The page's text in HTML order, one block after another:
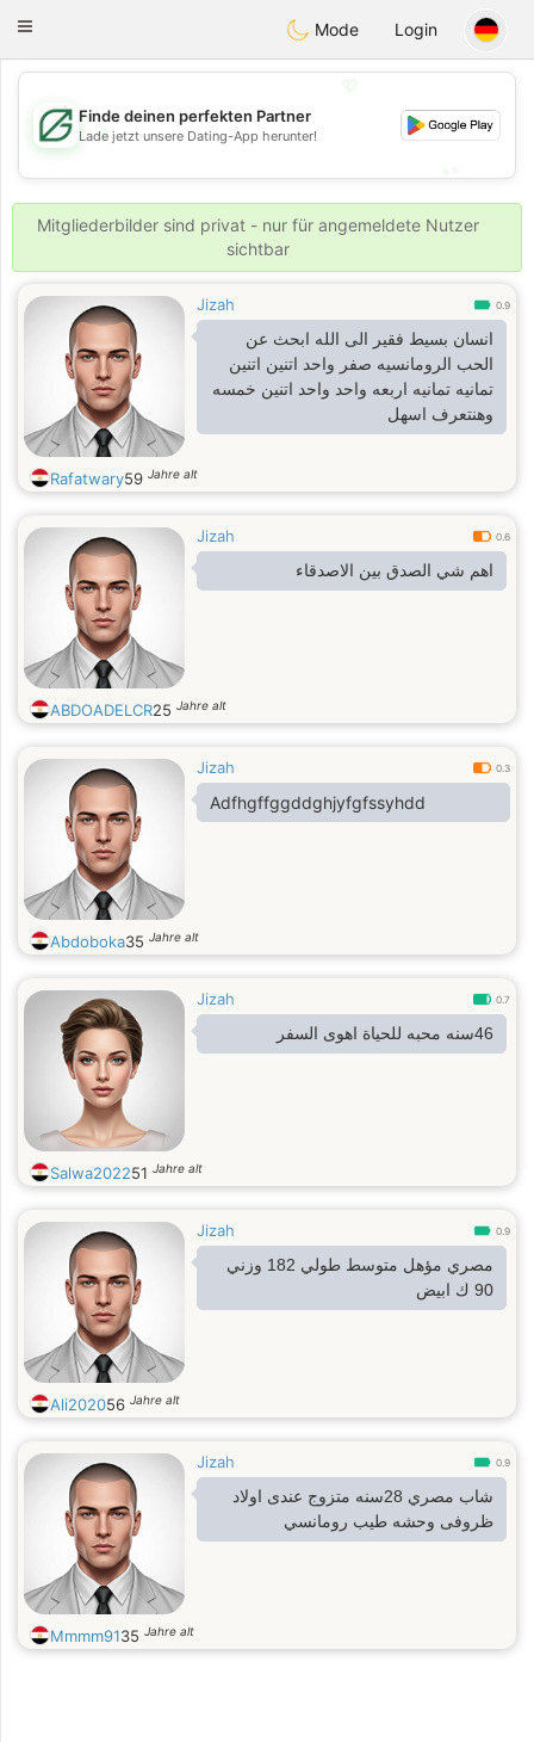
Dating
Toggle
Mode Login
💖
💕
Finde deinen perfekten Partner
Lade jetzt unsere Dating-App herunter!
Mitgliederbilder sind privat - nur für angemeldete Nutzer
sichtbar
Jizah 0.9
انسان بسيط فقير الى الله ابحث عن
الحب الرومانسيه صفر واحد اتنين اتنين
تمانيه تمانيه اربعه واحد واحد اتنين خمسه
وهنتعرف اسهل
Rafatwary59 Jahre alt
Jizah 0.6
اهم شي الصدق بين الاصدقاء
ABDOADELCR25 Jahre alt
Jizah 0.3
Adfhgffggddghjyfgfssyhdd
Abdoboka35 Jahre alt
Jizah 0.7
46سنه محبه للحياة اهوى السفر
Salwa202251 Jahre alt
Jizah 0.9
مصري مؤهل متوسط طولي 182 وزني
90 ك ابيض
Ali202056 Jahre alt
Jizah 0.9
شاب مصري 28سنه متزوج عندى اولاد
ظروفى وحشه طيب رومانسي
Mmmm9135 Jahre alt